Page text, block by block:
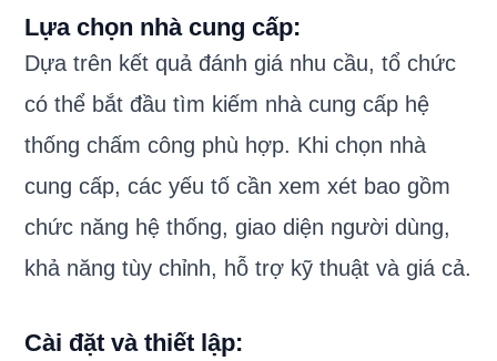
Lựa chọn nhà cung cấp:
Dựa trên kết quả đánh giá nhu cầu, tổ chức
có thể bắt đầu tìm kiếm nhà cung cấp hệ
thống chấm công phù hợp. Khi chọn nhà
cung cấp, các yếu tố cần xem xét bao gồm
chức năng hệ thống, giao diện người dùng,
khả năng tùy chỉnh, hỗ trợ kỹ thuật và giá cả.
Cài đặt và thiết lập: